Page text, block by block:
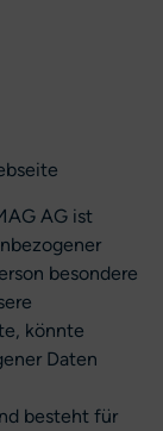
AG ist
besondere
könnte
Daten
besteht für